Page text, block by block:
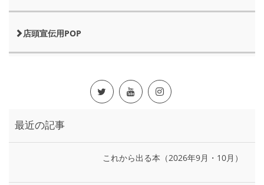
店頭宣伝用POP
最近の記事
これから出る本（2026年9月・10月）